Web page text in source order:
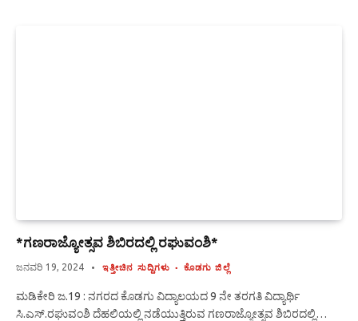
*ಗಣರಾಜ್ಯೋತ್ಸವ ಶಿಬಿರದಲ್ಲಿ ರಘುವಂಶಿ*
ಜನವರಿ 19, 2024 ಇತ್ತೀಚಿನ ಸುದ್ದಿಗಳು ಕೊಡಗು ಜಿಲ್ಲೆ
ಮಡಿಕೇರಿ ಜ.19 : ನಗರದ ಕೊಡಗು ವಿದ್ಯಾಲಯದ 9 ನೇ ತರಗತಿ ವಿದ್ಯಾರ್ಥಿ
ಸಿ.ಎಸ್.ರಘುವಂಶಿ ದೆಹಲಿಯಲ್ಲಿ ನಡೆಯುತ್ತಿರುವ ಗಣರಾಜ್ಯೋತ್ಸವ ಶಿಬಿರದಲ್ಲಿ…